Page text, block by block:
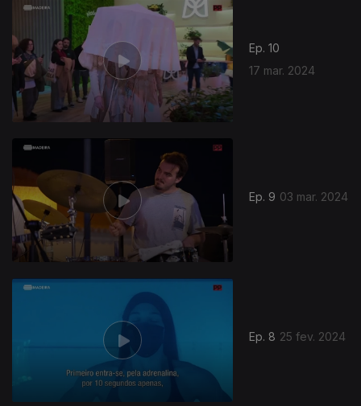
Ep. 10
17 mar. 2024
Ep. 9 03 mar. 2024
Ep. 8 25 fev. 2024